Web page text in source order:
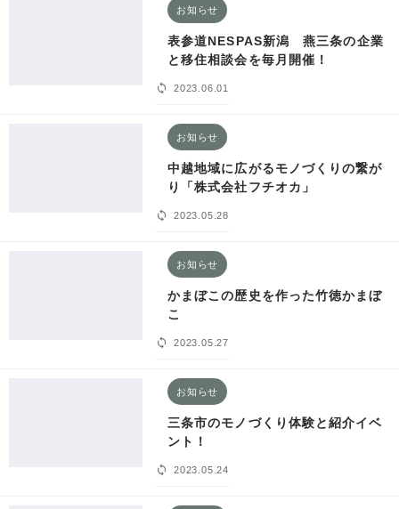
お知らせ
2023.06.01
表参道NESPAS新潟 燕三条の企業
と移住相談会を毎月開催！
お知らせ
2023.05.28
中越地域に広がるモノづくりの繋が
り「株式会社フチオカ」
お知らせ
2023.05.27
かまぼこの歴史を作った竹徳かまぼ
こ
お知らせ
2023.05.24
三条市のモノづくり体験と紹介イベ
ント！